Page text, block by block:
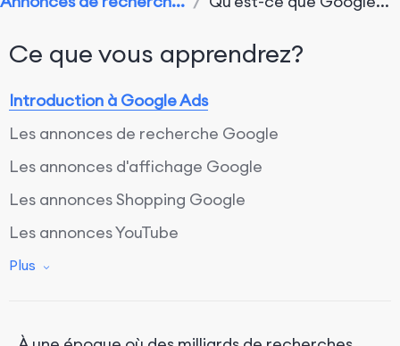
Ce que vous apprendrez?
Introduction à Google Ads
Les annonces de recherche Google
Les annonces d'affichage Google
Les annonces Shopping Google
Les annonces YouTube
Fonctionnement de Google Ads
Plus